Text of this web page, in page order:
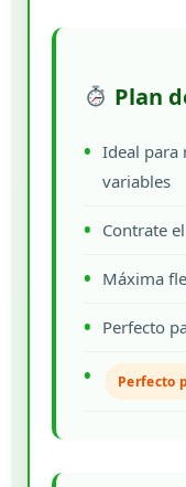
Plan
Ideal para
variables
Contrate
Máxima
Perfecto
Perfecto